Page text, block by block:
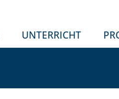
UNTERRICHT